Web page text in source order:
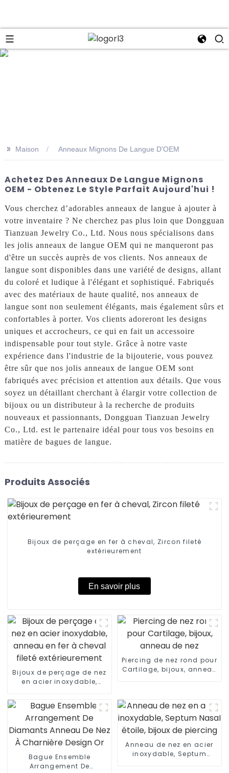
>> Maison Anneaux Mignons De Langue D'OEM
Achetez Des Anneaux De Langue Mignons
OEM - Obtenez Le Style Parfait Aujourd'hui !
Vous cherchez d’adorables anneaux de langue à ajouter à
votre inventaire ? Ne cherchez pas plus loin que Dongguan
Tianzuan Jewelry Co., Ltd. Nous nous spécialisons dans
les jolis anneaux de langue OEM qui ne manqueront pas
d'être un succès auprès de vos clients. Nos anneaux de
langue sont disponibles dans une variété de designs, allant
du coloré et ludique à l'élégant et sophistiqué. Fabriqués
avec des matériaux de haute qualité, nos anneaux de
langue sont non seulement élégants, mais également sûrs et
confortables à porter. Vos clients adoreront les designs
uniques et accrocheurs, ce qui en fait un accessoire
indispensable pour tout style. Grâce à notre vaste
expérience dans l'industrie de la bijouterie, vous pouvez
être sûr que nos jolis anneaux de langue OEM sont
fabriqués avec précision et attention aux détails. Que vous
soyez un détaillant cherchant à élargir votre collection de
bijoux ou un distributeur à la recherche de produits
nouveaux et passionnants, Dongguan Tianzuan Jewelry
Co., Ltd. est le partenaire idéal pour tous vos besoins en
matière de bagues de langue.
Produits Associés
Bijoux de perçage en fer à cheval, Zircon fileté
extérieurement
En savoir plus
Bijoux de perçage de nez
en acier inoxydable,
Piercing de nez rond pour
Cartilage, bijoux, anneau
Bague Ensemble
Arrangement De
Anneau de nez en acier
inoxydable, Septum